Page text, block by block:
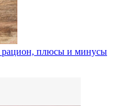
рацион, плюсы и минусы